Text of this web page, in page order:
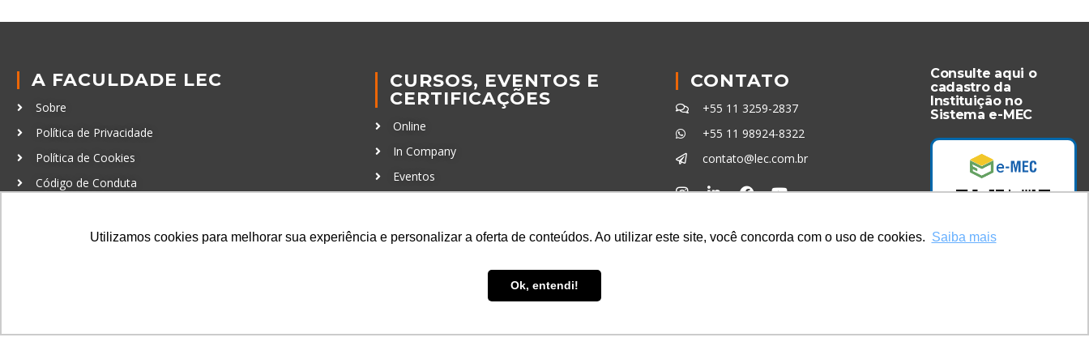
Utilizamos cookies para melhorar sua experiência e personalizar a oferta de conteúdos. Ao utilizar este site, você concorda com o uso de cookies. Saiba mais
Ok, entendi!
A FACULDADE LEC
Sobre
Política de Privacidade
Política de Cookies
Código de Conduta
CURSOS, EVENTOS E
CERTIFICAÇÕES
Online
In Company
Eventos
CONTATO
+55 11 3259-2837
+55 11 98924-8322
contato@lec.com.br
Consulte aqui o
cadastro da
Instituição no
Sistema e-MEC